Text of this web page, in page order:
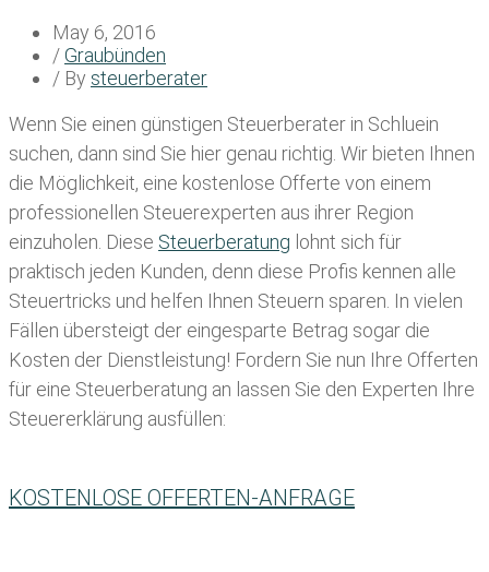
May 6, 2016
/Graubünden
/ By steuerberater
Wenn Sie einen günstigen Steuerberater in Schluein
suchen, dann sind Sie hier genau richtig. Wir bieten Ihnen
die Möglichkeit, eine kostenlose Offerte von einem
professionellen Steuerexperten aus ihrer Region
einzuholen. Diese Steuerberatung lohnt sich für
praktisch jeden Kunden, denn diese Profis kennen alle
Steuertricks und helfen Ihnen Steuern sparen. In vielen
Fällen übersteigt der eingesparte Betrag sogar die
Kosten der Dienstleistung! Fordern Sie nun Ihre Offerten
für eine Steuerberatung an lassen Sie den Experten Ihre
Steuererklärung ausfüllen:
KOSTENLOSE OFFERTEN-ANFRAGE